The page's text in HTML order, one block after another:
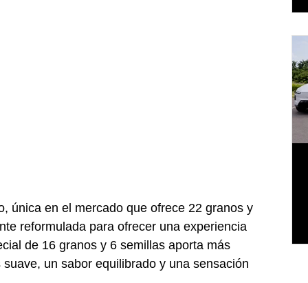
única en el mercado que ofrece 22 granos y
reformulada para ofrecer una experiencia
de 16 granos y 6 semillas aporta más
un sabor equilibrado y una sensación